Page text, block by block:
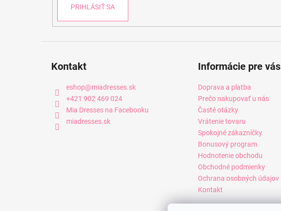
PRIHLÁSIŤ SA
Kontakt
eshop@miadresses.sk
+421 902 469 024
Mia Dresses na Facebooku
miadresses.sk
Informácie pre vás
Doprava a platba
Prečo nakupovať u nás
Časté otázky
Vrátenie tovaru
Spokojné zákazníčky
Bonusový program
Hodnotenie obchodu
Obchodné podmienky
Ochrana osobných údajov
Kontakt